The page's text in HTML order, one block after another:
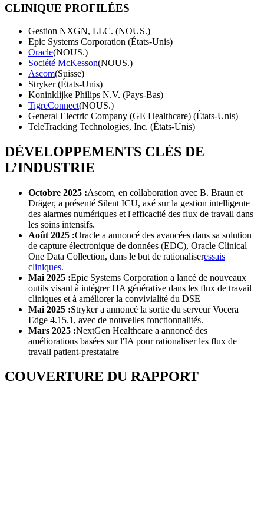
CLINIQUE PROFILÉES
Gestion NXGN, LLC. (NOUS.)
Epic Systems Corporation (États-Unis)
Oracle(NOUS.)
Société McKesson(NOUS.)
Ascom(Suisse)
Stryker (États-Unis)
Koninklijke Philips N.V. (Pays-Bas)
TigreConnect(NOUS.)
General Electric Company (GE Healthcare) (États-Unis)
TeleTracking Technologies, Inc. (États-Unis)
DÉVELOPPEMENTS CLÉS DE
L’INDUSTRIE
Octobre 2025 :Ascom, en collaboration avec B. Braun et
Dräger, a présenté Silent ICU, axé sur la gestion intelligente
des alarmes numériques et l'efficacité des flux de travail dans
les soins intensifs.
Août 2025 :Oracle a annoncé des avancées dans sa solution
de capture électronique de données (EDC), Oracle Clinical
One Data Collection, dans le but de rationaliseressais
cliniques.
Mai 2025 :Epic Systems Corporation a lancé de nouveaux
outils visant à intégrer l'IA générative dans les flux de travail
cliniques et à améliorer la convivialité du DSE
Mai 2025 :Stryker a annoncé la sortie du serveur Vocera
Edge 4.15.1, avec de nouvelles fonctionnalités.
Mars 2025 :NextGen Healthcare a annoncé des
améliorations basées sur l'IA pour rationaliser les flux de
travail patient-prestataire
COUVERTURE DU RAPPORT